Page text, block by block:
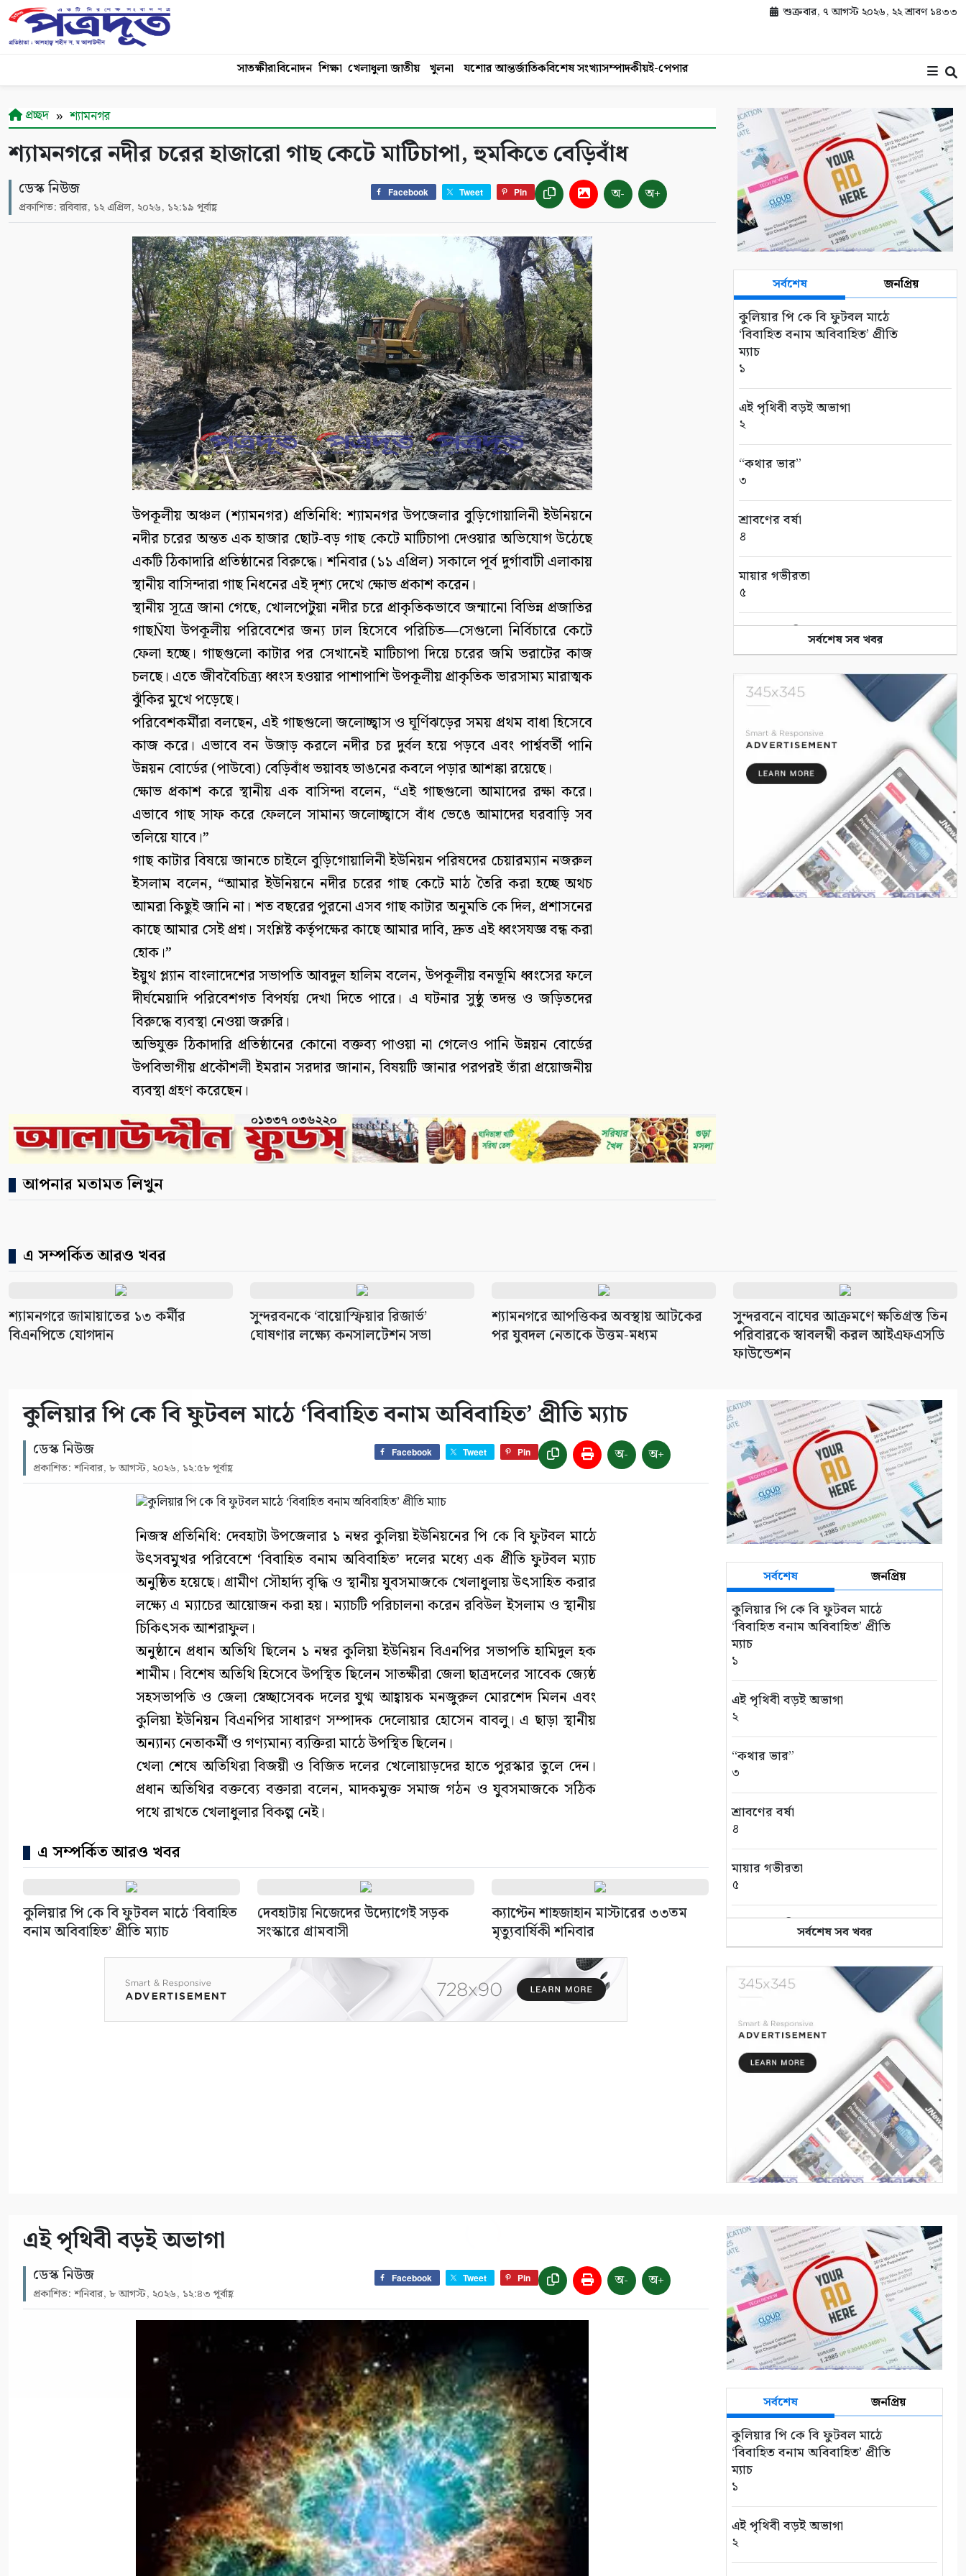
শুক্রবার, ৭ আগস্ট ২০২৬, ২২ শ্রাবণ ১৪৩৩
সাতক্ষীরাবিনোদন শিক্ষা খেলাধুলা জাতীয় খুলনা যশোর আন্তর্জাতিকবিশেষ সংখ্যাসম্পাদকীয়ই-পেপার
প্রচ্ছদ শ্যামনগর
শ্যামনগরে নদীর চরের হাজারো গাছ কেটে মাটিচাপা, হুমকিতে বেড়িবাঁধ
ডেস্ক নিউজ
প্রকাশিত: রবিবার, ১২ এপ্রিল, ২০২৬, ১২:১৯ পূর্বাহ্ণ
Facebook Tweet Pin অ- অ+
উপকূলীয় অঞ্চল (শ্যামনগর) প্রতিনিধি: শ্যামনগর উপজেলার বুড়িগোয়ালিনী ইউনিয়নে
নদীর চরের অন্তত এক হাজার ছোট-বড় গাছ কেটে মাটিচাপা দেওয়ার অভিযোগ উঠেছে
একটি ঠিকাদারি প্রতিষ্ঠানের বিরুদ্ধে। শনিবার (১১ এপ্রিল) সকালে পূর্ব দুর্গাবাটী এলাকায়
স্থানীয় বাসিন্দারা গাছ নিধনের এই দৃশ্য দেখে ক্ষোভ প্রকাশ করেন।
স্থানীয় সূত্রে জানা গেছে, খোলপেটুয়া নদীর চরে প্রাকৃতিকভাবে জন্মানো বিভিন্ন প্রজাতির
গাছÑযা উপকূলীয় পরিবেশের জন্য ঢাল হিসেবে পরিচিত—সেগুলো নির্বিচারে কেটে
ফেলা হচ্ছে। গাছগুলো কাটার পর সেখানেই মাটিচাপা দিয়ে চরের জমি ভরাটের কাজ
চলছে। এতে জীববৈচিত্র্য ধ্বংস হওয়ার পাশাপাশি উপকূলীয় প্রাকৃতিক ভারসাম্য মারাত্মক
ঝুঁকির মুখে পড়েছে।
পরিবেশকর্মীরা বলছেন, এই গাছগুলো জলোচ্ছ্বাস ও ঘূর্ণিঝড়ের সময় প্রথম বাধা হিসেবে
কাজ করে। এভাবে বন উজাড় করলে নদীর চর দুর্বল হয়ে পড়বে এবং পার্শ্ববর্তী পানি
উন্নয়ন বোর্ডের (পাউবো) বেড়িবাঁধ ভয়াবহ ভাঙনের কবলে পড়ার আশঙ্কা রয়েছে।
ক্ষোভ প্রকাশ করে স্থানীয় এক বাসিন্দা বলেন, “এই গাছগুলো আমাদের রক্ষা করে।
এভাবে গাছ সাফ করে ফেললে সামান্য জলোচ্ছ্বাসে বাঁধ ভেঙে আমাদের ঘরবাড়ি সব
তলিয়ে যাবে।”
গাছ কাটার বিষয়ে জানতে চাইলে বুড়িগোয়ালিনী ইউনিয়ন পরিষদের চেয়ারম্যান নজরুল
ইসলাম বলেন, “আমার ইউনিয়নে নদীর চরের গাছ কেটে মাঠ তৈরি করা হচ্ছে অথচ
আমরা কিছুই জানি না। শত বছরের পুরনো এসব গাছ কাটার অনুমতি কে দিল, প্রশাসনের
কাছে আমার সেই প্রশ্ন। সংশ্লিষ্ট কর্তৃপক্ষের কাছে আমার দাবি, দ্রুত এই ধ্বংসযজ্ঞ বন্ধ করা
হোক।”
ইয়ুথ প্ল্যান বাংলাদেশের সভাপতি আবদুল হালিম বলেন, উপকূলীয় বনভূমি ধ্বংসের ফলে
দীর্ঘমেয়াদি পরিবেশগত বিপর্যয় দেখা দিতে পারে। এ ঘটনার সুষ্ঠু তদন্ত ও জড়িতদের
বিরুদ্ধে ব্যবস্থা নেওয়া জরুরি।
অভিযুক্ত ঠিকাদারি প্রতিষ্ঠানের কোনো বক্তব্য পাওয়া না গেলেও পানি উন্নয়ন বোর্ডের
উপবিভাগীয় প্রকৌশলী ইমরান সরদার জানান, বিষয়টি জানার পরপরই তাঁরা প্রয়োজনীয়
ব্যবস্থা গ্রহণ করেছেন।
আপনার মতামত লিখুন
সর্বশেষ জনপ্রিয়
কুলিয়ার পি কে বি ফুটবল মাঠে
‘বিবাহিত বনাম অবিবাহিত’ প্রীতি
ম্যাচ
১
এই পৃথিবী বড়ই অভাগা
২
“কথার ভার”
৩
শ্রাবণের বর্ষা
৪
মায়ার গভীরতা
৫
রাত শেষে দিন
৬
খোলা কিতাব
ক্ষতবিক্ষত কানন
গীতাঞ্জলির সুরে আজও বাজে সেই
প্রবন্ধ/বাংলা সাহিত্যে মহররম ও
কারবালা
সর্বশেষ সব খবর
এ সম্পর্কিত আরও খবর
শ্যামনগরে জামায়াতের ১৩ কর্মীর
বিএনপিতে যোগদান
সুন্দরবনকে ‘বায়োস্ফিয়ার রিজার্ভ’
ঘোষণার লক্ষ্যে কনসালটেশন সভা
শ্যামনগরে আপত্তিকর অবস্থায় আটকের
পর যুবদল নেতাকে উত্তম-মধ্যম
সুন্দরবনে বাঘের আক্রমণে ক্ষতিগ্রস্ত তিন
পরিবারকে স্বাবলম্বী করল আইএফএসডি
ফাউন্ডেশন
কুলিয়ার পি কে বি ফুটবল মাঠে ‘বিবাহিত বনাম অবিবাহিত’ প্রীতি ম্যাচ
ডেস্ক নিউজ
প্রকাশিত: শনিবার, ৮ আগস্ট, ২০২৬, ১২:৫৮ পূর্বাহ্ণ
Facebook Tweet Pin অ- অ+
নিজস্ব প্রতিনিধি: দেবহাটা উপজেলার ১ নম্বর কুলিয়া ইউনিয়নের পি কে বি ফুটবল মাঠে
উৎসবমুখর পরিবেশে ‘বিবাহিত বনাম অবিবাহিত’ দলের মধ্যে এক প্রীতি ফুটবল ম্যাচ
অনুষ্ঠিত হয়েছে। গ্রামীণ সৌহার্দ্য বৃদ্ধি ও স্থানীয় যুবসমাজকে খেলাধুলায় উৎসাহিত করার
লক্ষ্যে এ ম্যাচের আয়োজন করা হয়। ম্যাচটি পরিচালনা করেন রবিউল ইসলাম ও স্থানীয়
চিকিৎসক আশরাফুল।
অনুষ্ঠানে প্রধান অতিথি ছিলেন ১ নম্বর কুলিয়া ইউনিয়ন বিএনপির সভাপতি হামিদুল হক
শামীম। বিশেষ অতিথি হিসেবে উপস্থিত ছিলেন সাতক্ষীরা জেলা ছাত্রদলের সাবেক জ্যেষ্ঠ
সহসভাপতি ও জেলা স্বেচ্ছাসেবক দলের যুগ্ম আহ্বায়ক মনজুরুল মোরশেদ মিলন এবং
কুলিয়া ইউনিয়ন বিএনপির সাধারণ সম্পাদক দেলোয়ার হোসেন বাবলু। এ ছাড়া স্থানীয়
অন্যান্য নেতাকর্মী ও গণ্যমান্য ব্যক্তিরা মাঠে উপস্থিত ছিলেন।
খেলা শেষে অতিথিরা বিজয়ী ও বিজিত দলের খেলোয়াড়দের হাতে পুরস্কার তুলে দেন।
প্রধান অতিথির বক্তব্যে বক্তারা বলেন, মাদকমুক্ত সমাজ গঠন ও যুবসমাজকে সঠিক
পথে রাখতে খেলাধুলার বিকল্প নেই।
এ সম্পর্কিত আরও খবর
কুলিয়ার পি কে বি ফুটবল মাঠে ‘বিবাহিত
বনাম অবিবাহিত’ প্রীতি ম্যাচ
দেবহাটায় নিজেদের উদ্যোগেই সড়ক
সংস্কারে গ্রামবাসী
ক্যাপ্টেন শাহজাহান মাস্টারের ৩৩তম
মৃত্যুবার্ষিকী শনিবার
সর্বশেষ জনপ্রিয়
কুলিয়ার পি কে বি ফুটবল মাঠে
‘বিবাহিত বনাম অবিবাহিত’ প্রীতি
ম্যাচ
১
এই পৃথিবী বড়ই অভাগা
২
“কথার ভার”
৩
শ্রাবণের বর্ষা
৪
মায়ার গভীরতা
৫
রাত শেষে দিন
৬
খোলা কিতাব
ক্ষতবিক্ষত কানন
গীতাঞ্জলির সুরে আজও বাজে সেই
প্রবন্ধ/বাংলা সাহিত্যে মহররম ও
কারবালা
সর্বশেষ সব খবর
এই পৃথিবী বড়ই অভাগা
ডেস্ক নিউজ
প্রকাশিত: শনিবার, ৮ আগস্ট, ২০২৬, ১২:৪৩ পূর্বাহ্ণ
Facebook Tweet Pin অ- অ+
সর্বশেষ জনপ্রিয়
কুলিয়ার পি কে বি ফুটবল মাঠে
‘বিবাহিত বনাম অবিবাহিত’ প্রীতি
ম্যাচ
১
এই পৃথিবী বড়ই অভাগা
২